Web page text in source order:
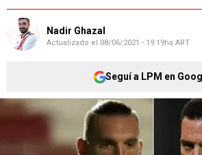
Nadir Ghazal
Actualizado el 08/06/2021 - 19:19hs ART
Seguí a LPM en